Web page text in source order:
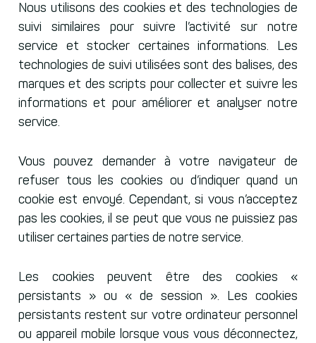
Nous utilisons des cookies et des technologies de
suivi similaires pour suivre l’activité sur notre
service et stocker certaines informations. Les
technologies de suivi utilisées sont des balises, des
marques et des scripts pour collecter et suivre les
informations et pour améliorer et analyser notre
service.
Vous pouvez demander à votre navigateur de
refuser tous les cookies ou d’indiquer quand un
cookie est envoyé. Cependant, si vous n’acceptez
pas les cookies, il se peut que vous ne puissiez pas
utiliser certaines parties de notre service.
Les cookies peuvent être des cookies «
persistants » ou « de session ». Les cookies
persistants restent sur votre ordinateur personnel
ou appareil mobile lorsque vous vous déconnectez,